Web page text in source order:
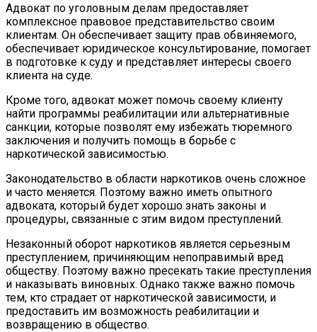
Адвокат по уголовным делам предоставляет
комплексное правовое представительство своим
клиентам. Он обеспечивает защиту прав обвиняемого,
обеспечивает юридическое консультирование, помогает
в подготовке к суду и представляет интересы своего
клиента на суде.
Кроме того, адвокат может помочь своему клиенту
найти программы реабилитации или альтернативные
санкции, которые позволят ему избежать тюремного
заключения и получить помощь в борьбе с
наркотической зависимостью.
Законодательство в области наркотиков очень сложное
и часто меняется. Поэтому важно иметь опытного
адвоката, который будет хорошо знать законы и
процедуры, связанные с этим видом преступлений.
Незаконный оборот наркотиков является серьезным
преступлением, причиняющим непоправимый вред
обществу. Поэтому важно пресекать такие преступления
и наказывать виновных. Однако также важно помочь
тем, кто страдает от наркотической зависимости, и
предоставить им возможность реабилитации и
возвращению в общество.